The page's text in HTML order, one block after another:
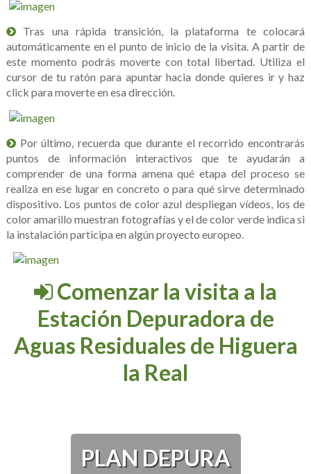
Tras una rápida transición, la plataforma te colocará
automáticamente en el punto de inicio de la visita. A partir de
este momento podrás moverte con total libertad. Utiliza el
cursor de tu ratón para apuntar hacia donde quieres ir y haz
click para moverte en esa dirección.
Por último, recuerda que durante el recorrido encontrarás
puntos de información interactivos que te ayudarán a
comprender de una forma amena qué etapa del proceso se
realiza en ese lugar en concreto o para qué sirve determinado
dispositivo. Los puntos de color azul despliegan vídeos, los de
color amarillo muestran fotografías y el de color verde indica si
la instalación participa en algún proyecto europeo.
Comenzar la visita a la
Estación Depuradora de
Aguas Residuales de Higuera
la Real
PLAN DEPURA